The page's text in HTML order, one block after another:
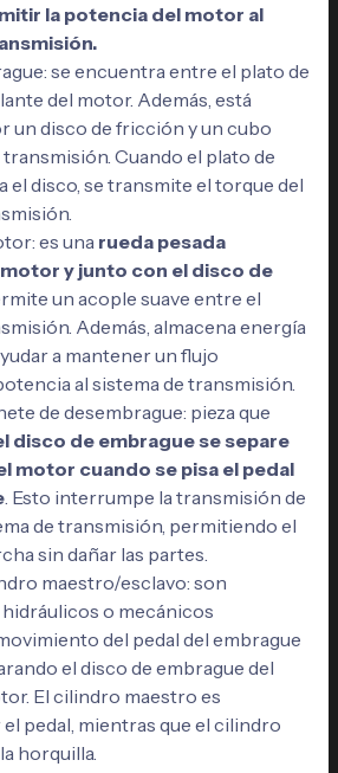
la potencia del motor al
se encuentra entre el plato de
del motor. Además, está
un disco de fricción y un cubo
Cuando el plato de
el disco, se transmite el torque del
es una rueda pesada
y junto con el disco de
un acople suave entre el
Además, almacena energía
a mantener un flujo
al sistema de transmisión.
de desembrague: pieza que
disco de embrague se separe
motor cuando se pisa el pedal
. Esto interrumpe la transmisión de
de transmisión, permitiendo el
sin dañar las partes.
maestro/esclavo: son
o mecánicos
del pedal del embrague
el disco de embrague del
El cilindro maestro es
pedal, mientras que el cilindro
horquilla.